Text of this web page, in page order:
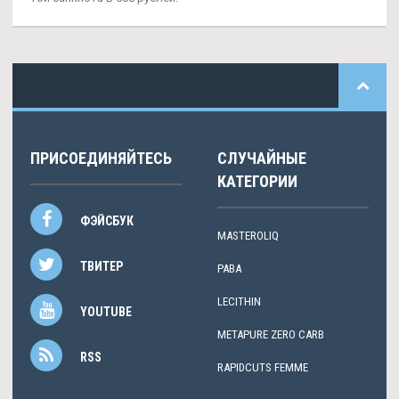
ПРИСОЕДИНЯЙТЕСЬ
ФЭЙСБУК
ТВИТЕР
YOUTUBE
RSS
СЛУЧАЙНЫЕ
КАТЕГОРИИ
MASTEROLIQ
PABA
LECITHIN
METAPURE ZERO CARB
RAPIDCUTS FEMME